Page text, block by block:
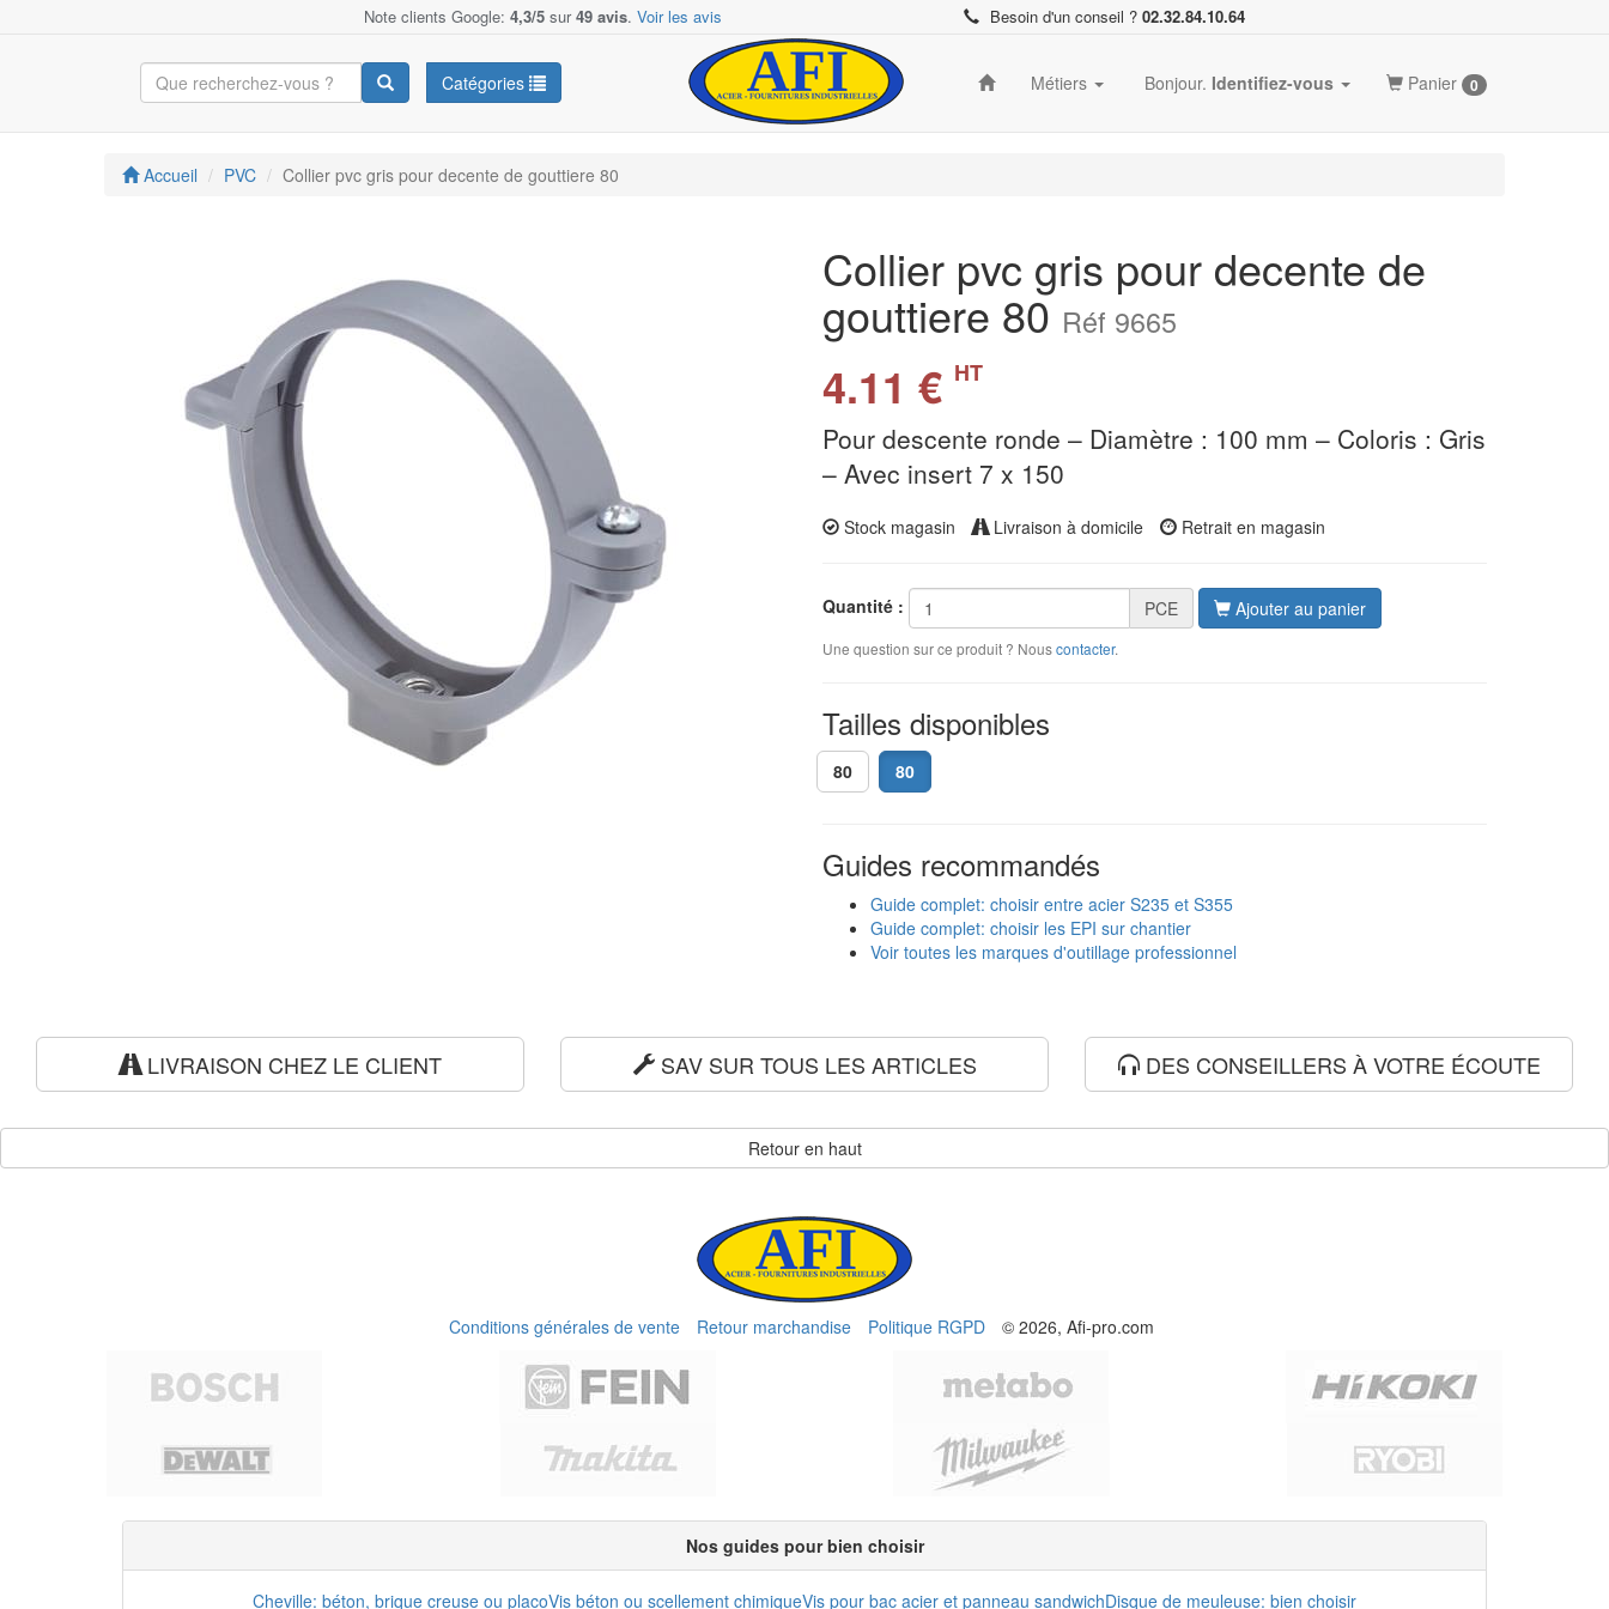
Note clients Google: 4,3/5 sur49 avis. Voir les avis Besoin d'un conseil ? 02.32.84.10.64
Catégories Métiers Bonjour. Identifiez-vous Panier 0
Accueil PVC Collier pvc gris pour decente de gouttiere 80
Collier pvc gris pour decente de
gouttiere 80 Réf 9665
4.11 € HT
Pour descente ronde – Diamètre : 100 mm – Coloris : Gris
– Avec insert 7 x 150
Stock magasin Livraison à domicile Retrait en magasin
Quantité : PCE Ajouter au panier
Une question sur ce produit ? Nouscontacter.
Tailles disponibles
80 80
Guides recommandés
Guide complet: choisir entre acier S235 et S355
Guide complet: choisir les EPI sur chantier
Voir toutes les marques d'outillage professionnel
LIVRAISON CHEZ LE CLIENT SAV SUR TOUS LES ARTICLES DES CONSEILLERS À VOTRE ÉCOUTE
Retour en haut
Conditions générales de vente Retour marchandise Politique RGPD © 2026, Afi-pro.com
Nos guides pour bien choisir
Cheville: béton, brique creuse ou placoVis béton ou scellement chimiqueVis pour bac acier et panneau sandwichDisque de meuleuse: bien choisir